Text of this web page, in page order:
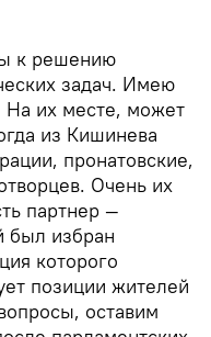
к решению
задач. Имею
На их месте, может
из Кишинева
пронатовские,
Очень их
партнер —
был избран
которого
позиции жителей
оставим